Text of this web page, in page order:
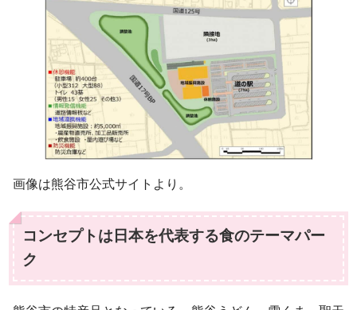
画像は熊谷市公式サイトより。
コンセプトは日本を代表する食のテーマパー
ク